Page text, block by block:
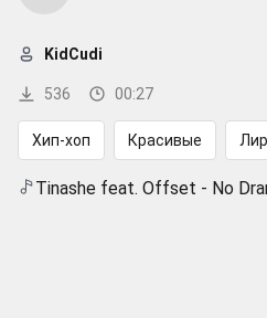
536 00:27
KidCudi
Хип-хоп Красивые
Tinashe feat. Offset - No